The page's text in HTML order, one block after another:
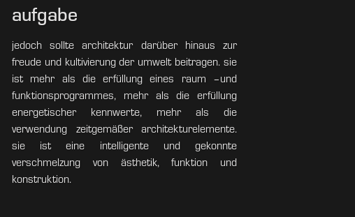
aufgabe
jedoch sollte architektur darüber hinaus zur
freude und kultivierung der umwelt beitragen. sie
ist mehr als die erfüllung eines raum –und
funktionsprogrammes, mehr als die erfüllung
energetischer kennwerte, mehr als die
verwendung zeitgemäßer architekturelemente.
sie ist eine intelligente und gekonnte
verschmelzung von ästhetik, funktion und
konstruktion.